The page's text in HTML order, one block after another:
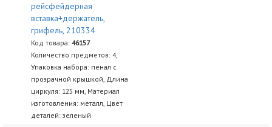
рейсфейдерная
вставка+держатель,
грифель, 210334
Код товара: 46157
Количество предметов: 4,
Упаковка набора: пенал с
прозрачной крышкой, Длина
циркуля: 125 мм, Материал
изготовления: металл, Цвет
деталей: зеленый